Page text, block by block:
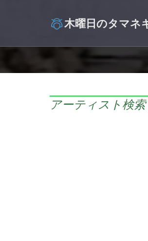
木曜日のタマネ
アーティスト検